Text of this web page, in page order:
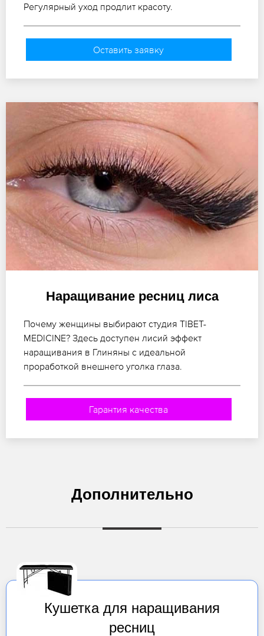
Регулярный уход продлит красоту.
Оставить заявку
Наращивание ресниц лиса
Почему женщины выбирают студия TIBET-
MEDICINE? Здесь доступен лисий эффект
наращивания в Глиняны с идеальной
проработкой внешнего уголка глаза.
Гарантия качества
Дополнительно
Кушетка для наращивания
ресниц